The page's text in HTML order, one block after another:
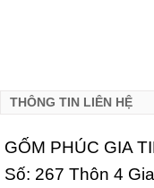
THÔNG TIN LIÊN HỆ
GỐM PHÚC GIA
Số: 267 Thôn 4